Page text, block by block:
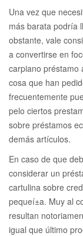
Una vez que
más barata podrí­a
obstante, vale
a convertirse en
carpiano préstamo
cosa que han
frecuentemente
pelo ciertos
sobre préstamos
demás artículos.
En caso de que
considerar un
cartulina sobre
pequeí±a. Muy al
resultan
igual que último